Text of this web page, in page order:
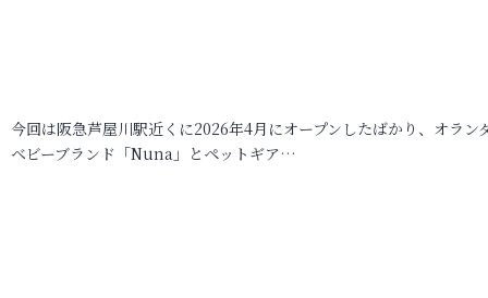
今回は阪急芦屋川駅近くに2026年4月にオープンしたばかり、オラン
ベビーブランド「Nuna」とペットギア…